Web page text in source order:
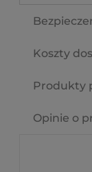
Koszty
Produkty
Opinie o